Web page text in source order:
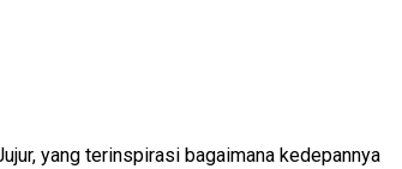
yang terinspirasi bagaimana kedepannya